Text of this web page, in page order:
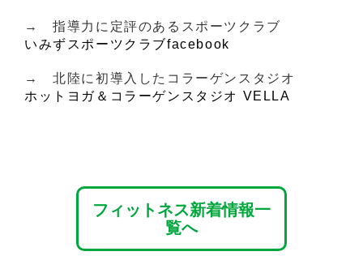
→ 指導力に定評のあるスポーツクラブ
いみずスポーツクラブfacebook
→ 北陸に初導入したコラーゲンスタジオ
ホットヨガ＆コラーゲンスタジオ VELLA
フィットネス新着情報一
覧へ